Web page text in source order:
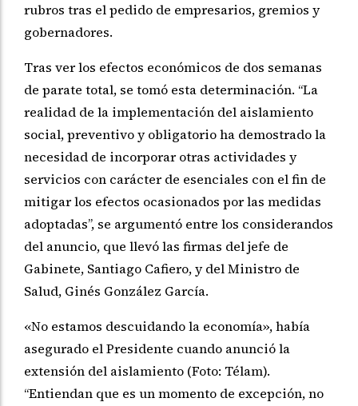
rubros tras el pedido de empresarios, gremios y
gobernadores.
Tras ver los efectos económicos de dos semanas
de parate total, se tomó esta determinación. “La
realidad de la implementación del aislamiento
social, preventivo y obligatorio ha demostrado la
necesidad de incorporar otras actividades y
servicios con carácter de esenciales con el fin de
mitigar los efectos ocasionados por las medidas
adoptadas”, se argumentó entre los considerandos
del anuncio, que llevó las firmas del jefe de
Gabinete, Santiago Cafiero, y del Ministro de
Salud, Ginés González García.
«No estamos descuidando la economía», había
asegurado el Presidente cuando anunció la
extensión del aislamiento (Foto: Télam).
“Entiendan que es un momento de excepción, no